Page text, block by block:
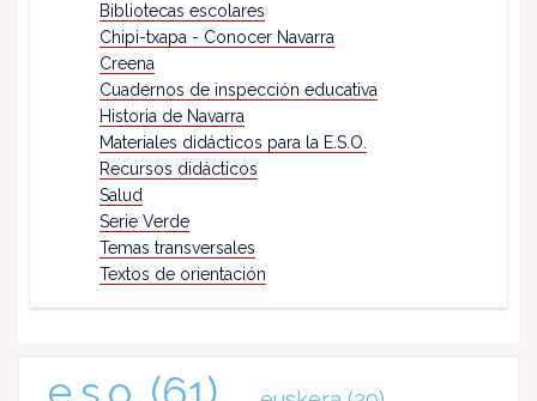
Bibliotecas escolares
Chipi-txapa - Conocer Navarra
Creena
Cuadernos de inspección educativa
Historia de Navarra
Materiales didácticos para la E.S.O.
Recursos didácticos
Salud
Serie Verde
Temas transversales
Textos de orientación